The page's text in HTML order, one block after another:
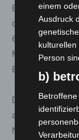
durch seinen
6,5% Alkohol
Malzsorten
Bio-
Diese
ausgezeichnet
Niedersachsen
einem
Ausdruck
Person
b)